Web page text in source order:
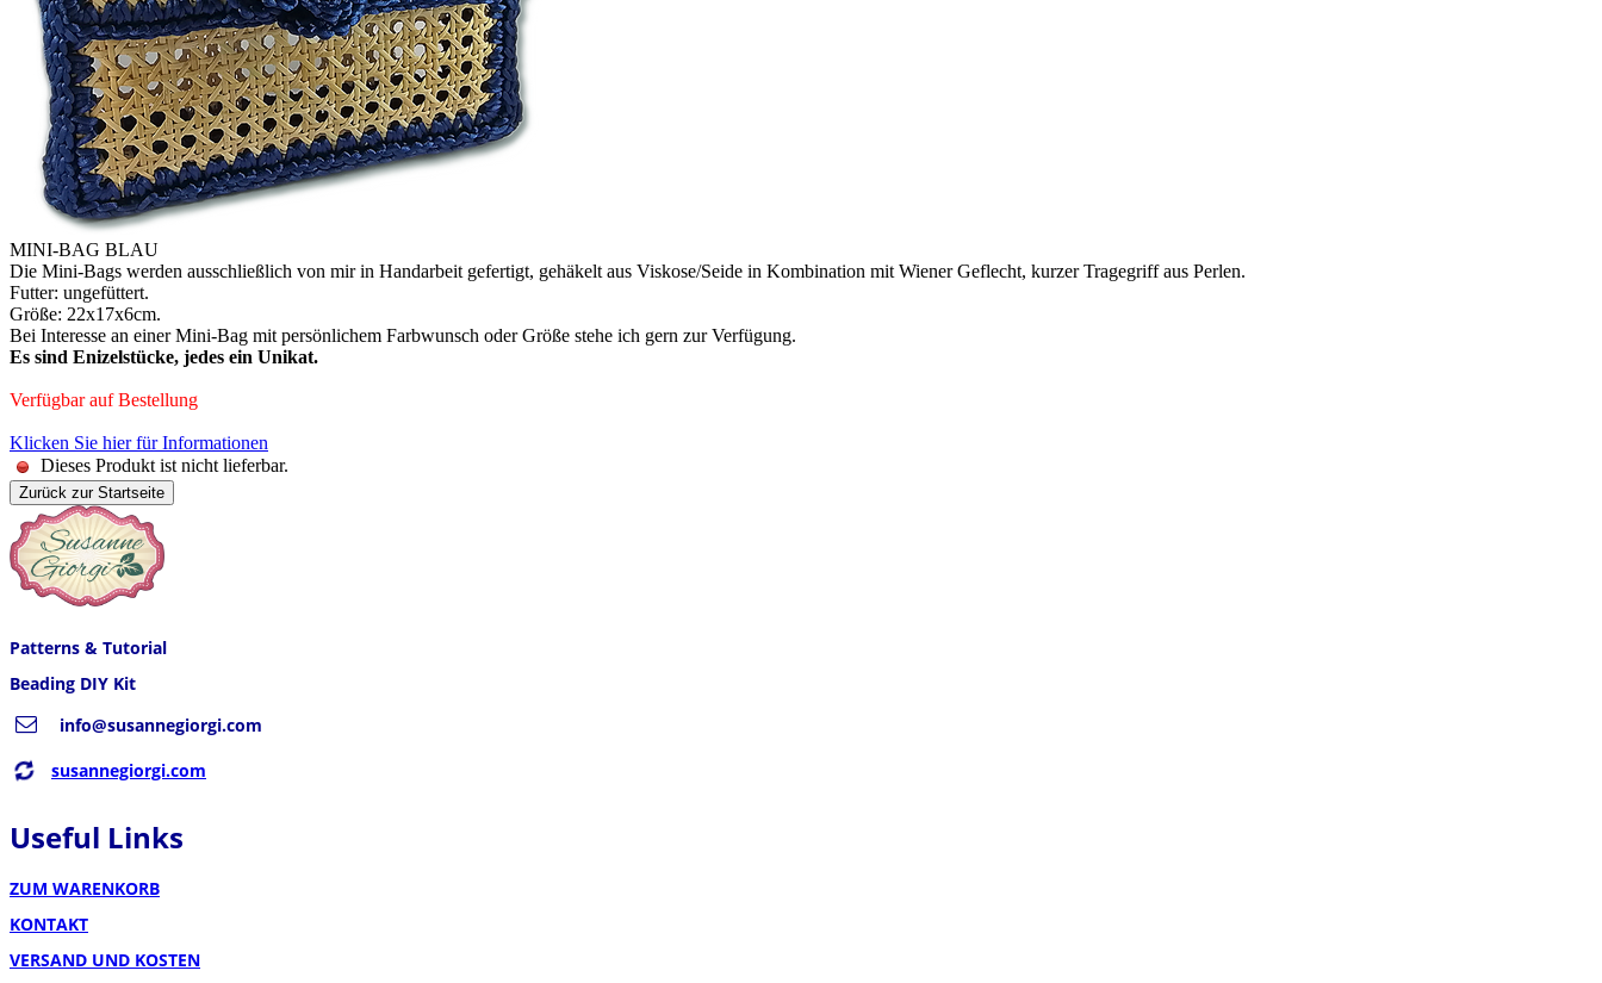
MINI-BAG BLAU
Die Mini-Bags werden ausschließlich von mir in Handarbeit gefertigt, gehäkelt aus Viskose/Seide in Kombination mit Wiener Geflecht, kurzer Tragegriff aus Perlen.
Futter: ungefüttert.
Größe: 22x17x6cm.
Bei Interesse an einer Mini-Bag mit persönlichem Farbwunsch oder Größe stehe ich gern zur Verfügung.
Es sind Enizelstücke, jedes ein Unikat.
Verfügbar auf Bestellung
Klicken Sie hier für Informationen
Dieses Produkt ist nicht lieferbar.
Zurück zur Startseite
Patterns & Tutorial
Beading DIY Kit
info@susannegiorgi.com
susannegiorgi.com
Useful Links
ZUM WARENKORB
KONTAKT
VERSAND UND KOSTEN